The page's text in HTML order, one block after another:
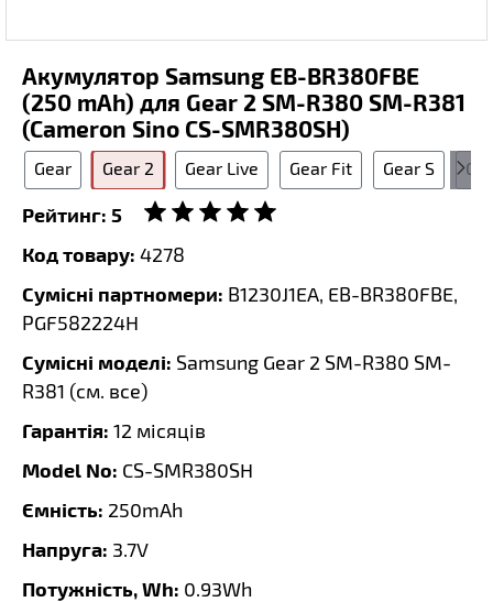
Акумулятор Samsung EB-BR380FBE
(250 mAh) для Gear 2 SM-R380 SM-R381
(Cameron Sino CS-SMR380SH)
Gear Gear 2 Gear Live Gear Fit Gear S
Рейтинг: 5
Код товару: 4278
Сумісні партномери: B1230J1EA, EB-BR380FBE,
PGF582224H
Сумісні моделі: Samsung Gear 2 SM-R380 SM-
R381 (см. все)
Гарантія: 12 місяців
Model No: CS-SMR380SH
Ємність: 250mAh
Напруга: 3.7V
Потужність, Wh: 0.93Wh